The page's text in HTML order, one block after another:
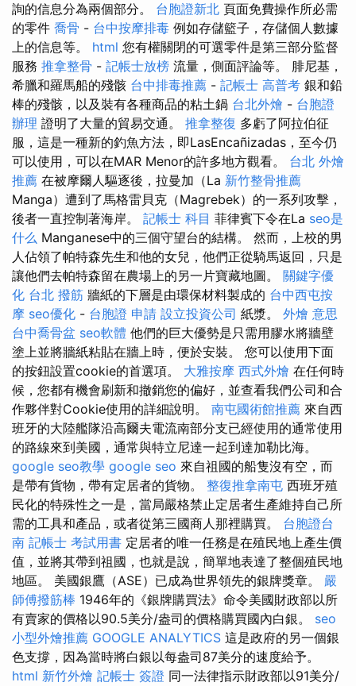
詢的信息分為兩個部分。 台胞證新北 頁面免費操作所必需
的零件 喬骨 - 台中按摩排毒 例如存儲籃子，存儲個人數據
上的信息等。 html 您有權關閉的可選零件是第三部分監督
服務 推拿整骨 - 記帳士放榜 流量，側面評論等。 腓尼基，
希臘和羅馬船的殘骸 台中排毒推薦 - 記帳士 高普考 銀和鉛
棒的殘骸，以及裝有各種商品的粘土鍋 台北外燴 - 台胞證
辦理 證明了大量的貿易交通。 推拿整復 多虧了阿拉伯征
服，這是一種新的釣魚方法，即LasEncañizadas，至今仍
可以使用，可以在MAR Menor的許多地方觀看。 台北 外燴
推薦 在被摩爾人驅逐後，拉曼加（La 新竹整骨推薦
Manga）遭到了馬格雷貝克（Magrebek）的一系列攻擊，
後者一​​直控制著海岸。 記帳士 科目 菲律賓下令在La seo是
什么 Manganese中的三個守望台的結構。 然而，上校的男
人佔領了帕特森先生和他的女兒，他們正從騎馬返回，只是
讓他們去帕特森留在農場上的另一片寶藏地圖。 關鍵字優
化 台北 撥筋 牆紙的下層是由環保材料製成的 台中西屯按
摩 seo優化 - 台胞證 申請 設立投資公司 紙漿。 外燴 意思
台中喬骨盆 seo軟體 他們的巨大優勢是只需用膠水將牆壁
塗上並將牆紙粘貼在牆上時，便於安裝。 您可以使用下面
的按鈕設置cookie的首選項。 大雅按摩 西式外燴 在任何時
候，您都有機會刷新和撤銷您的偏好，並查看我們公司和合
作夥伴對Cookie使用的詳細說明。 南屯國術館推薦 來自西
班牙的大陸艦隊沿高爾夫電流南部分支已經使用的通常使用
的路線來到美國，通常與特立尼達一起到達加勒比海。
google seo教學 google seo 來自祖國的船隻沒有空，而
是帶有貨物，帶有定居者的貨物。 整復推拿南屯 西班牙殖
民化的特殊性之一是，當局嚴格禁止定居者生產維持自己所
需的工具和產品，或者從第三國商人那裡購買。 台胞證台
南 記帳士 考試用書 定居者的唯一任務是在殖民地上產生價
值，並將其帶到祖國，也就是說，簡單地表達了整個殖民地
地區。 美國銀鷹（ASE）已成為世界領先的銀牌獎章。 嚴
師傅撥筋棒 1946年的《銀牌購買法》命令美國財政部以所
有賣家的價格以90.5美分/盎司的價格購買國內白銀。 seo
小型外燴推薦 GOOGLE ANALYTICS 這是政府的另一個銀
色支撐，因為當時將白銀以每盎司87美分的速度給予。
html 新竹外燴 記帳士 簽證 同一法律指示財政部以91美分/